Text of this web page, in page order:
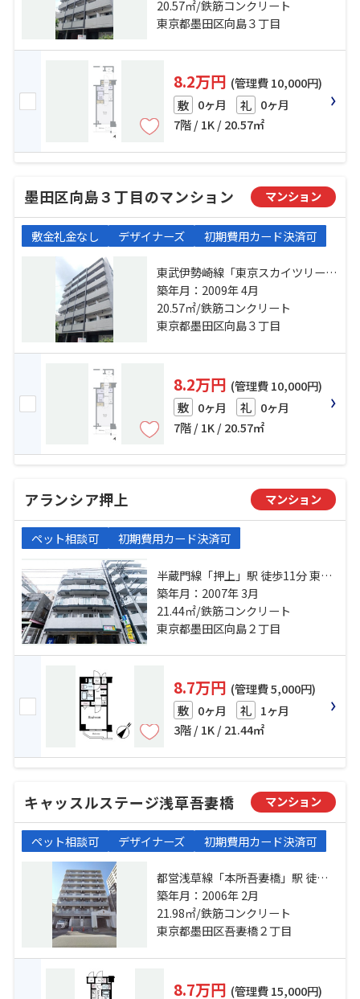
歩15分 東武伊勢崎線「曳舟」駅 徒
歩10分
20.57㎡/鉄筋コンクリート
東京都墨田区向島３丁目
8.2万円 (管理費 10,000円)
敷 0ヶ月 礼 0ヶ月
7階 / 1K / 20.57㎡
墨田区向島３丁目のマンション マンション
敷金礼金なし デザイナーズ 初期費用カード決済可
東武伊勢崎線「東京スカイツリー」
駅 徒歩7分 半蔵門線「押上」駅 徒
歩15分 東武伊勢崎線「曳舟」駅 徒
歩10分
築年月：2009年 4月
20.57㎡/鉄筋コンクリート
東京都墨田区向島３丁目
8.2万円 (管理費 10,000円)
敷 0ヶ月 礼 0ヶ月
7階 / 1K / 20.57㎡
アランシア押上 マンション
ペット相談可 初期費用カード決済可
半蔵門線「押上」駅 徒歩11分 東武
伊勢崎線「東京スカイツリー」
駅 徒歩11分 都営浅草線「本所吾妻
橋」駅 徒歩14分
築年月：2007年 3月
21.44㎡/鉄筋コンクリート
東京都墨田区向島２丁目
8.7万円 (管理費 5,000円)
敷 0ヶ月 礼 1ヶ月
3階 / 1K / 21.44㎡
キャッスルステージ浅草吾妻橋 マンション
ペット相談可 デザイナーズ 初期費用カード決済可
都営浅草線「本所吾妻橋」駅 徒歩4
分 銀座線「浅草」駅 徒歩8分 東武
伊勢崎線「押上」駅 徒歩10分
築年月：2006年 2月
21.98㎡/鉄筋コンクリート
東京都墨田区吾妻橋２丁目
8.7万円 (管理費 15,000円)